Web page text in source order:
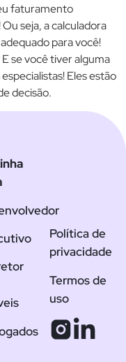
faturamento
seja, a calculadora
para você!
se você tiver alguma
Eles estão
decisão.
Política de
privacidade
Termos de
uso